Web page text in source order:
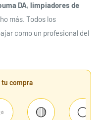
DA, limpiadores de
más. Todos los
como un profesional del
compra
🟡 ⚪